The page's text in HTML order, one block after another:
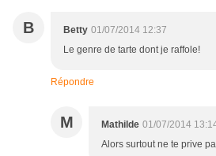
B Betty 01/07/2014 12:37
Le genre de tarte dont je raffole!
Répondre
M Mathilde 01/07/2014
Alors surtout ne te prive